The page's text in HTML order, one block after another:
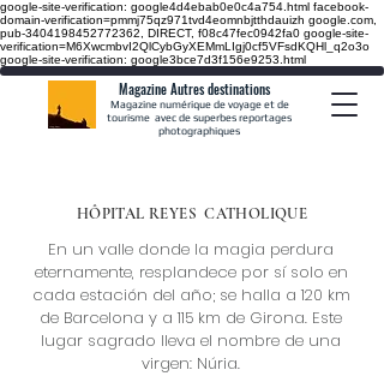
google-site-verification: google4d4ebab0e0c4a754.html facebook-
domain-verification=pmmj75qz971tvd4eomnbjtthdauizh google.com,
pub-3404198452772362, DIRECT, f08c47fec0942fa0 google-site-
verification=M6XwcmbvI2QlCybGyXEMmLIgj0cf5VFsdKQHl_q2o3o
google-site-verification: google3bce7d3f156e9253.html
Magazine Autres destinations
Magazine numérique de voyage et de
tourisme avec de superbes reportages
photographiques
HÔPITAL REYES CATHOLIQUE
En un valle donde la magia perdura
eternamente, resplandece por sí solo en
cada estación del año; se halla a 120 km
de Barcelona y a 115 km de Girona. Este
lugar sagrado lleva el nombre de una
virgen: Núria.